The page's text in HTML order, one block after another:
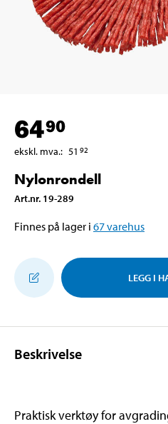
6490
ekskl. mva.: 51 92
Nylonrondell
Art.nr. 19-289
Finnes på lager i 67varehus
LEGG I
Beskrivelse
Praktisk verktøy for